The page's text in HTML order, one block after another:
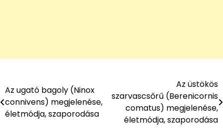
Bejegyzés
navigáció
Az ugató bagoly (Ninox
connivens) megjelenése,
életmódja, szaporodása
Az üstökös
szarvascsőrű (Berenicornis
comatus) megjelenése,
életmódja, szaporodása